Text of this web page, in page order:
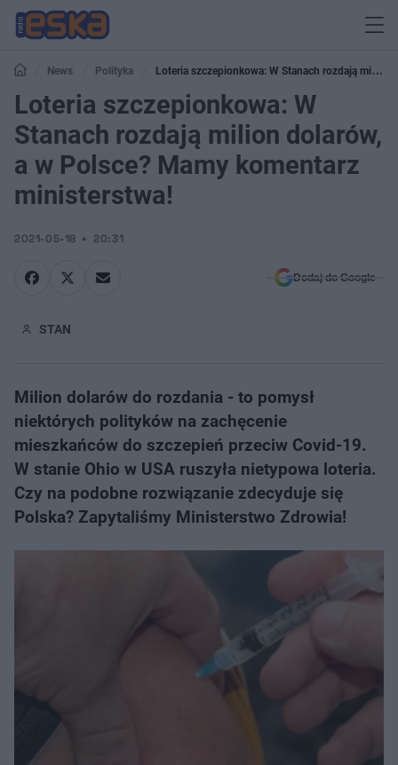
News Polityka
Loteria szczepionkowa: W Stanach rozdają milion
dolarów, a w Polsce? Mamy komentarz ministerstwa!
Loteria szczepionkowa: W
Stanach rozdają milion dolarów,
a w Polsce? Mamy komentarz
ministerstwa!
2021-05-18 20:31
Dodaj do Google
STAN
Milion dolarów do rozdania - to pomysł
niektórych polityków na zachęcenie
mieszkańców do szczepień przeciw Covid-19.
W stanie Ohio w USA ruszyła nietypowa loteria.
Czy na podobne rozwiązanie zdecyduje się
Polska? Zapytaliśmy Ministerstwo Zdrowia!